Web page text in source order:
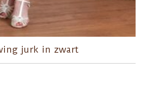
jurk in zwart